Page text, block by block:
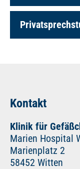
Kontakt
Klinik für
Marien Hospital
Marienplatz 2
58452 Witten